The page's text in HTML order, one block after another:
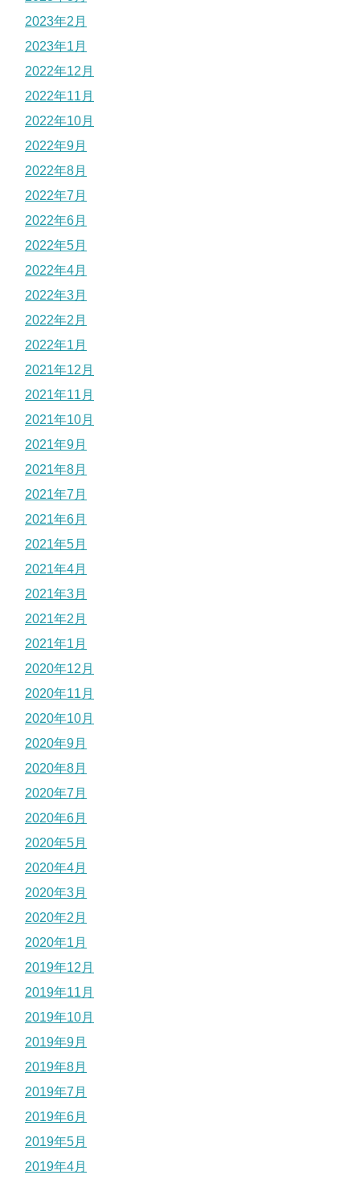
2023年2月
2023年1月
2022年12月
2022年11月
2022年10月
2022年9月
2022年8月
2022年7月
2022年6月
2022年5月
2022年4月
2022年3月
2022年2月
2022年1月
2021年12月
2021年11月
2021年10月
2021年9月
2021年8月
2021年7月
2021年6月
2021年5月
2021年4月
2021年3月
2021年2月
2021年1月
2020年12月
2020年11月
2020年10月
2020年9月
2020年8月
2020年7月
2020年6月
2020年5月
2020年4月
2020年3月
2020年2月
2020年1月
2019年12月
2019年11月
2019年10月
2019年9月
2019年8月
2019年7月
2019年6月
2019年5月
2019年4月